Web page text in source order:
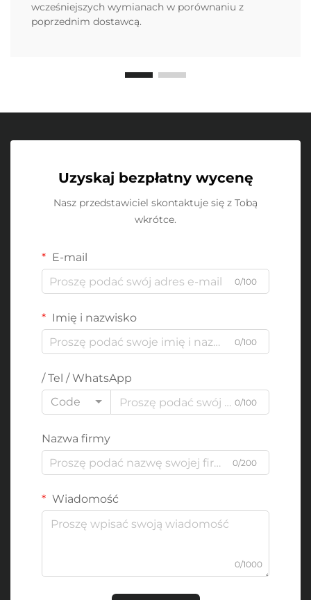
wcześniejszych wymianach w porównaniu z
poprzednim dostawcą.
Uzyskaj bezpłatny wycenę
Nasz przedstawiciel skontaktuje się z Tobą
wkrótce.
E-mail
0/100
Imię i nazwisko
0/100
/ Tel / WhatsApp
Code
0/100
Nazwa firmy
0/200
Wiadomość
0/1000